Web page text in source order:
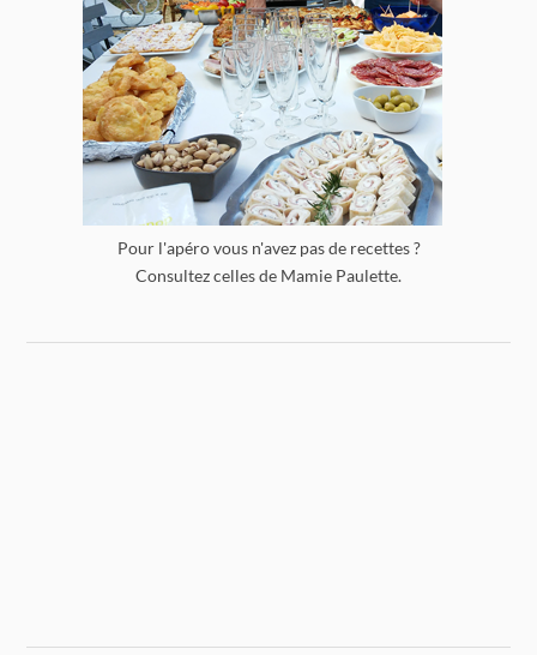
Pour l'apéro vous n'avez pas de recettes ?
Consultez celles de Mamie Paulette.